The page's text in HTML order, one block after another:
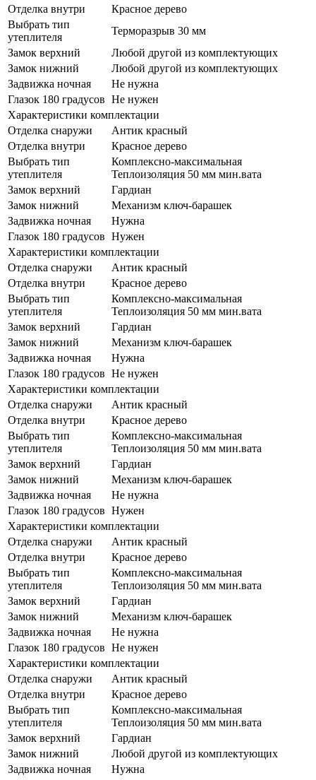
Отделка внутри
Красное дерево
Выбрать тип
утеплителя
Терморазрыв 30 мм
Замок верхний
Любой другой из комплектующих
Замок нижний
Любой другой из комплектующих
Задвижка ночная
Не нужна
Глазок 180 градусов Не нужен
Характеристики комплектации
Отделка снаружи
Антик красный
Отделка внутри
Красное дерево
Выбрать тип
утеплителя
Комплексно-максимальная
Теплоизоляция 50 мм мин.вата
Замок верхний
Гардиан
Замок нижний
Механизм ключ-барашек
Задвижка ночная
Нужна
Глазок 180 градусов Нужен
Характеристики комплектации
Отделка снаружи
Антик красный
Отделка внутри
Красное дерево
Выбрать тип
утеплителя
Комплексно-максимальная
Теплоизоляция 50 мм мин.вата
Замок верхний
Гардиан
Замок нижний
Механизм ключ-барашек
Задвижка ночная
Нужна
Глазок 180 градусов Не нужен
Характеристики комплектации
Отделка снаружи
Антик красный
Отделка внутри
Красное дерево
Выбрать тип
утеплителя
Комплексно-максимальная
Теплоизоляция 50 мм мин.вата
Замок верхний
Гардиан
Замок нижний
Механизм ключ-барашек
Задвижка ночная
Не нужна
Глазок 180 градусов Нужен
Характеристики комплектации
Отделка снаружи
Антик красный
Отделка внутри
Красное дерево
Выбрать тип
утеплителя
Комплексно-максимальная
Теплоизоляция 50 мм мин.вата
Замок верхний
Гардиан
Замок нижний
Механизм ключ-барашек
Задвижка ночная
Не нужна
Глазок 180 градусов Не нужен
Характеристики комплектации
Отделка снаружи
Антик красный
Отделка внутри
Красное дерево
Выбрать тип
утеплителя
Комплексно-максимальная
Теплоизоляция 50 мм мин.вата
Замок верхний
Гардиан
Замок нижний
Любой другой из комплектующих
Задвижка ночная
Нужна